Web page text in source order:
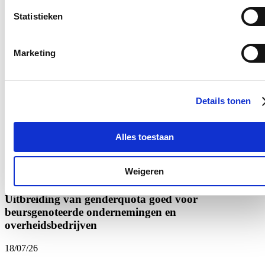
Statistieken
Marketing
Details tonen
Alles toestaan
Weigeren
Een prachtige Nationale Feestdag!
Bezoek aan het mobiele forensisch labo van
Nationaal Instituut voor Criminalistiek en Criminologieop
Tomorrowland. Al voor het derde jaar op rij analyseert het labo
genomen.
Uitbreiding van genderquota goed voor
beursgenoteerde ondernemingen en
overheidsbedrijven
18/07/26